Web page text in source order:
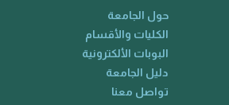
حول الجامعة
الكليات والأقسام
البوبات الألكترونية
دليل الجامعة
تواصل معنا